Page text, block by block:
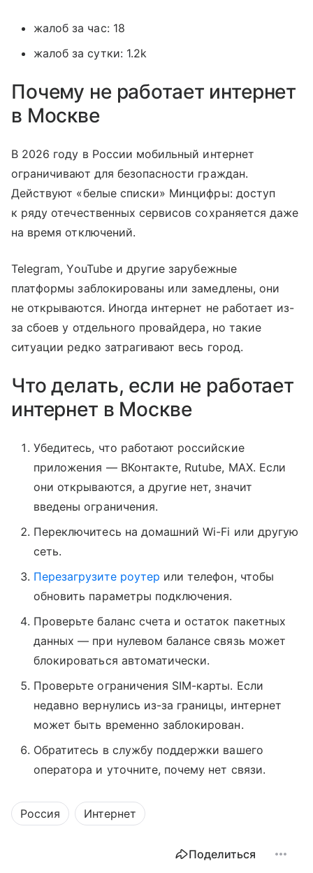
жалоб за час: 18
жалоб за сутки: 1.2k
Почему не работает интернет
в Москве
В 2026 году в России мобильный интернет
ограничивают для безопасности граждан.
Действуют «белые списки» Минцифры: доступ
к ряду отечественных сервисов сохраняется даже
на время отключений.
Telegram, YouTube и другие зарубежные
платформы заблокированы или замедлены, они
не открываются. Иногда интернет не работает из-
за сбоев у отдельного провайдера, но такие
ситуации редко затрагивают весь город.
Что делать, если не работает
интернет в Москве
Убедитесь, что работают российские
приложения — ВКонтакте, Rutube, MAX. Если
они открываются, а другие нет, значит
введены ограничения.
Переключитесь на домашний Wi-Fi или другую
сеть.
Перезагрузите роутер или телефон, чтобы
обновить параметры подключения.
Проверьте баланс счета и остаток пакетных
данных — при нулевом балансе связь может
блокироваться автоматически.
Проверьте ограничения SIM-карты. Если
недавно вернулись из-за границы, интернет
может быть временно заблокирован.
Обратитесь в службу поддержки вашего
оператора и уточните, почему нет связи.
Россия Интернет
Поделиться